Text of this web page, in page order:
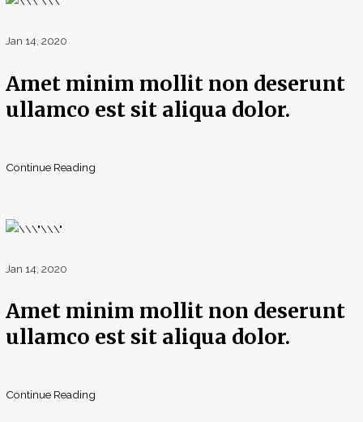
Jan 14, 2020
Amet minim mollit non deserunt
ullamco est sit aliqua dolor.
Continue Reading
Jan 14, 2020
Amet minim mollit non deserunt
ullamco est sit aliqua dolor.
Continue Reading